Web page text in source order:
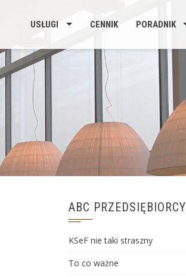
USŁUGI CENNIK PORADNIK
ABC PRZEDSIĘBIORCY
KSeF nie taki straszny
To co ważne